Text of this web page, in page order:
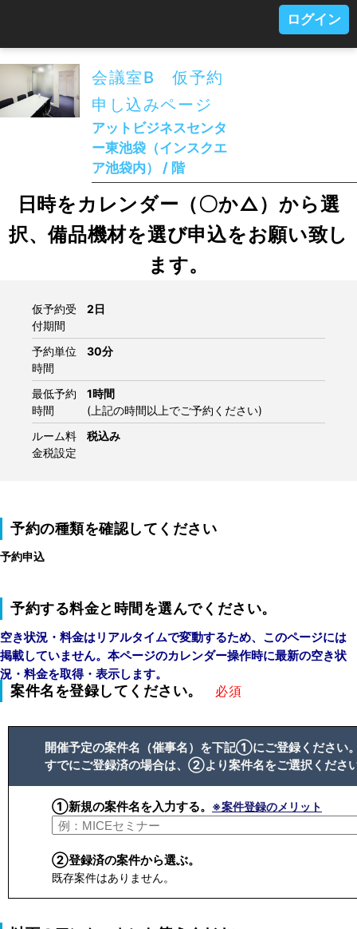
ログイン
会議室B 仮予約
申し込みページ
アットビジネスセンタ
ー東池袋（インスクエ
ア池袋内） / 階
日時をカレンダー（〇か△）から選
択、備品機材を選び申込をお願い致し
ます。
仮予約受
付期間
2日
予約単位
時間
30分
最低予約
時間
1時間
(上記の時間以上でご予約ください)
ルーム料
金税設定
税込み
予約の種類を確認してください
予約申込
予約する料金と時間を選んでください。
空き状況・料金はリアルタイムで変動するため、このページには
掲載していません。本ページのカレンダー操作時に最新の空き状
況・料金を取得・表示します。
案件名を登録してください。 必須
開催予定の案件名（催事名）を下記①にご登録ください
すでにご登録済の場合は、②より案件名をご選択くださ
①新規の案件名を入力する。 ※案件登録のメリット
②登録済の案件から選ぶ。
既存案件はありません。